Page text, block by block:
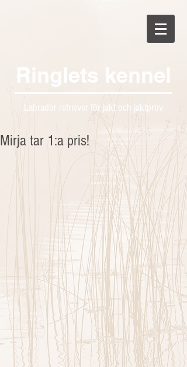
Ringlets kennel
Labrador retriever för jakt och jaktprov
Mirja tar 1:a pris!